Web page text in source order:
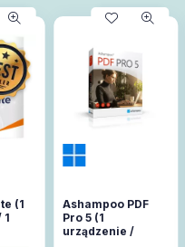
(1
1
Ashampoo PDF
Pro 5 (1
urządzenie /